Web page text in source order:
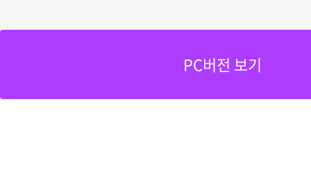
PC버전 보기